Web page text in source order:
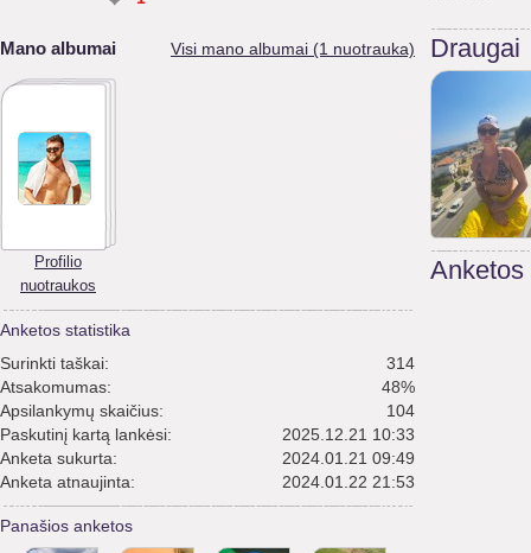
Mano albumai Visi mano albumai (1 nuotrauka)
Profilio
nuotraukos
Anketos statistika
Surinkti taškai:
314
Atsakomumas:
48%
Apsilankymų skaičius:
104
Paskutinį kartą lankėsi:
2025.12.21 10:33
Anketa sukurta:
2024.01.21 09:49
Anketa atnaujinta:
2024.01.22 21:53
Panašios anketos
Draugai
Anketos